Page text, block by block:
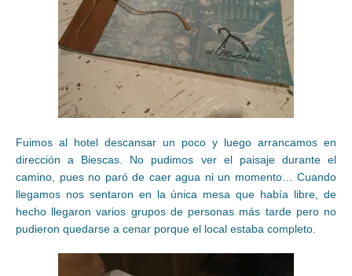
Fuimos al hotel descansar un poco y luego arrancamos en
dirección a Biescas. No pudimos ver el paisaje durante el
camino, pues no paró de caer agua ni un momento… Cuando
llegamos nos sentaron en la única mesa que había libre, de
hecho llegaron varios grupos de personas más tarde pero no
pudieron quedarse a cenar porque el local estaba completo.